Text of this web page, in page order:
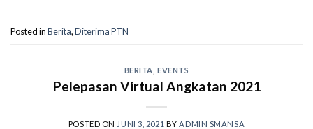
Posted inBerita,Diterima PTN
BERITA ,EVENTS
Pelepasan Virtual Angkatan 2021
POSTED ON JUNI 3, 2021 BY ADMIN SMANSA